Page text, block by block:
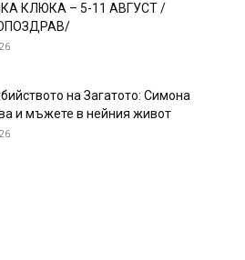
КЛЮКА – 5-11 АВГУСТ /
на Загатото: Симона
и мъжете в нейния живот